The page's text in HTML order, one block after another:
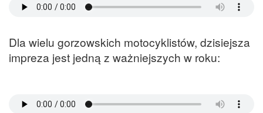
Dla wielu gorzowskich motocyklistów, dzisiejsza
impreza jest jedną z ważniejszych w roku: